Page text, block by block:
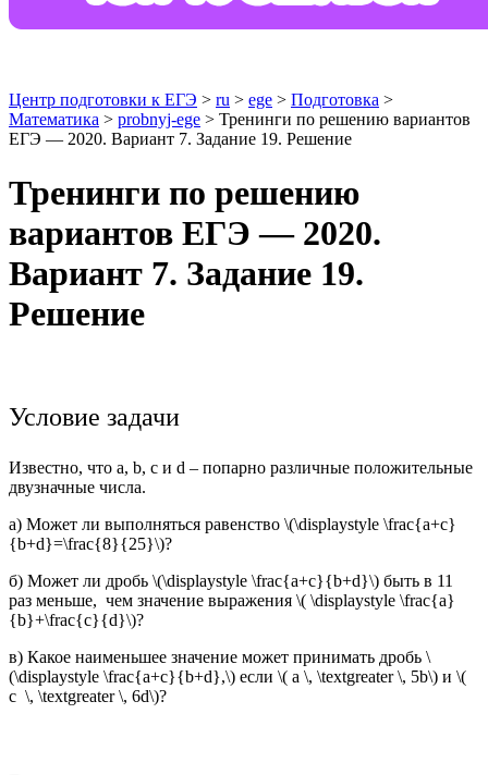
Центр подготовки к ЕГЭ > ru > ege > Подготовка >
Математика > probnyj-ege > Тренинги по решению вариантов
ЕГЭ — 2020. Вариант 7. Задание 19. Решение
Тренинги по решению
вариантов ЕГЭ — 2020.
Вариант 7. Задание 19.
Решение
Условие задачи
Известно, что a, b, c и d – попарно различные положительные
двузначные числа.
а) Может ли выполняться равенство \(\displaystyle \frac{a+c}
{b+d}=\frac{8}{25}\)?
б) Может ли дробь \(\displaystyle \frac{a+c}{b+d}\) быть в 11
раз меньше, чем значение выражения \( \displaystyle \frac{a}
{b}+\frac{c}{d}\)?
в) Какое наименьшее значение может принимать дробь \
(\displaystyle \frac{a+c}{b+d},\) если \( a \, \textgreater \, 5b\) и \(
c \, \textgreater \, 6d\)?